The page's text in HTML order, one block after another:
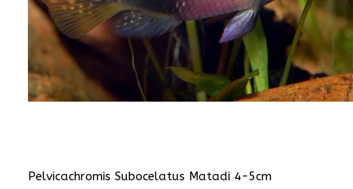
Pelvicachromis Subocelatus Matadi 4-5cm